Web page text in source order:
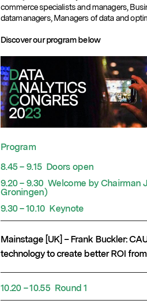
commerce specialists and managers,
datamanagers, Managers of data and
Discover our program below
Program
8.45 – 9.15 Doors open
9.20 – 9.30 Welcome by
Groningen)
9.30 – 10.10 Keynote
Mainstage [UK] – Frank Buckler:
technology to create better ROI
10.20 – 10.55 Round 1